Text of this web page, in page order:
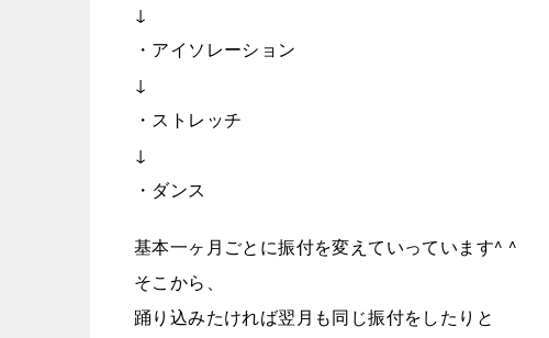
↓
・アイソレーション
↓
・ストレッチ
↓
・ダンス
基本一ヶ月ごとに振付を変えていっています^ ^
そこから、
踊り込みたければ翌月も同じ振付をしたりと